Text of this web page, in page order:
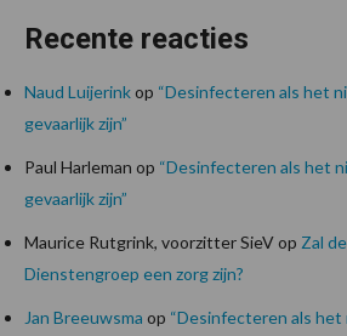
Recente reacties
Naud Luijerinkop “Desinfecteren als het
gevaarlijk zijn”
Paul Harleman op “Desinfecteren als het
gevaarlijk zijn”
Maurice Rutgrink, voorzitter SieVop Zal
Dienstengroep een zorg zijn?
Jan Breeuwsma op “Desinfecteren als het